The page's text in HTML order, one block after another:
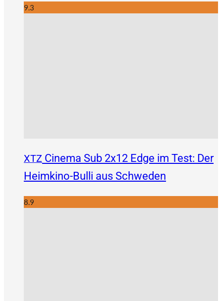
9.3
XTZ Cinema Sub 2x12 Edge im Test: Der
Heimkino-Bulli aus Schweden
8.9